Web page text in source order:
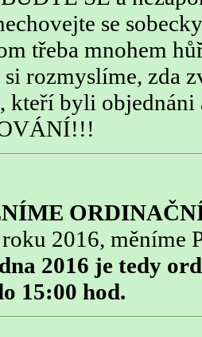
se
třeba mnohem
si rozmyslíme, zda
kteří byli
2016, měníme
2016 je tedy
15:00 hod.